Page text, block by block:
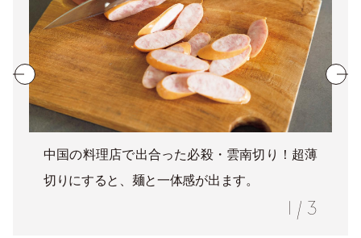
中国の料理店で出合った必殺・雲南切り！超薄
切りにすると、麺と一体感が出ます。
/ 3